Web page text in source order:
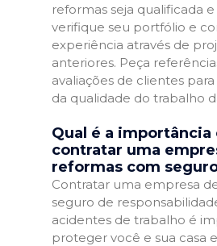
reformas seja qualificada
verifique seu portfólio e
experiência através de
anteriores. Peça
avaliações de clientes
da qualidade do trabalho
Qual é a importância
contratar uma
reformas com
Contratar uma empresa
seguro de
acidentes de trabalho é
proteger você e sua casa